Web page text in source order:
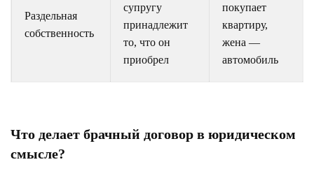
Раздельная
собственность
супругу
принадлежит
то, что он
приобрел
покупает
квартиру,
жена —
автомобиль
Что делает брачный договор в юридическом
смысле?